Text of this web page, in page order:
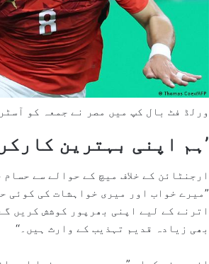
ورلڈ فٹ بال کپ میں مصر نے جمعہ کو
’ہم اپنی بہترین
ارجنٹائن کے خلاف میچ کے حوالے سے
”میرے خواب اور میری خواہشات کی کوئی
اترنے کے لیے اپنی بھرپور کوشش کریں
بھی زیادہ قدیم تہذیب کے وارث ہیں۔‘‘